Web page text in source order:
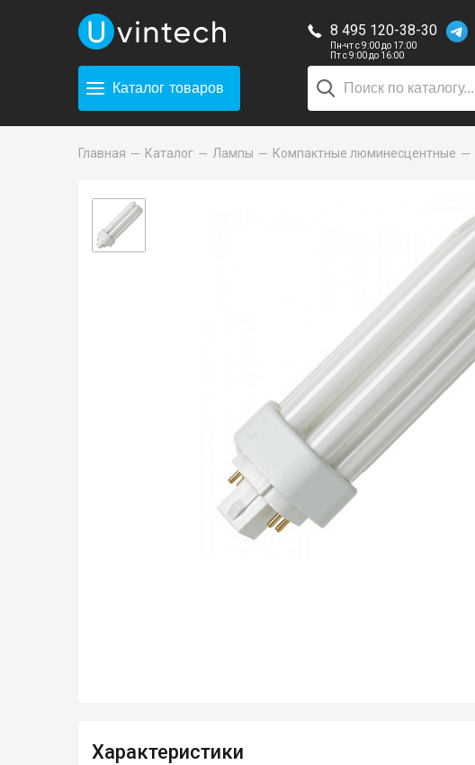
8 495 120-38-30
Пн-чт с 9:00 до 17:00
Пт с 9:00 до 16:00
Каталог товаров
Главная Каталог Лампы Компактные люминесцентные
Характеристики